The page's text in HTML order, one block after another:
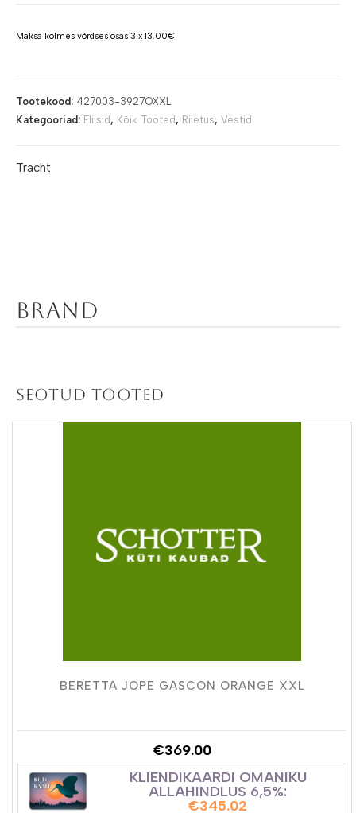
Maksa kolmes võrdses osas 3 x 13.00€
Tootekood: 427003-3927OXXL
Kategooriad: Fliisid , Kõik Tooted , Riietus, Vestid
Tracht
Brand
Seotud tooted
BERETTA JOPE GASCON ORANGE XXL
€369.00
KLIENDIKAARDI OMANIKU
ALLAHINDLUS 6,5%:
€345.02